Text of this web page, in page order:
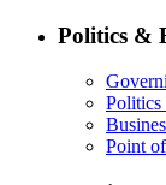
Politics &
Point